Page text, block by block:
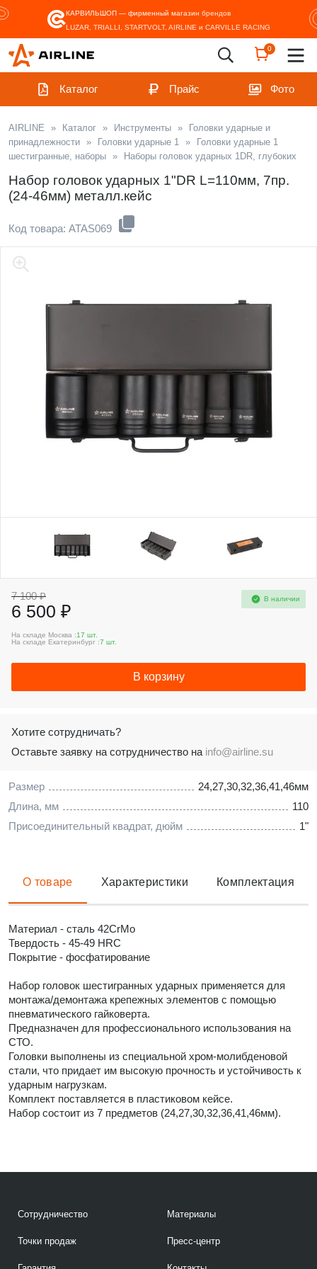
КАРВИЛЬШОП — фирменный магазин брендов
LUZAR, TRIALLI, STARTVOLT, AIRLINE и CARVILLE RACING
0
Каталог Прайс Фото
AIRLINE » Каталог » Инструменты »
Головки ударные и
принадлежности » Головки ударные 1 »
Головки ударные 1
шестигранные, наборы » Наборы головок ударных 1DR, глубоких
Набор головок ударных 1"DR L=110мм, 7пр.
(24-46мм) металл.кейс
Код товара: ATAS069
Размер
24,27,30,32,36,41,46мм
Длина, мм
110
Присоединительный квадрат, дюйм
1"
7 100 ₽
6 500 ₽
В наличии
На складе Москва :17 шт.
На складе Екатеринбург :7 шт.
В корзину
Хотите сотрудничать?
Оставьте заявку на сотрудничество на info@airline.su
О товаре Характеристики Комплектация
Материал - сталь 42CrMo
Твердость - 45-49 HRC
Покрытие - фосфатирование
Набор головок шестигранных ударных применяется для
монтажа/демонтажа крепежных элементов с помощью
пневматического гайковерта.
Предназначен для профессионального использования на
СТО.
Головки выполнены из специальной хром-молибденовой
стали, что придает им высокую прочность и устойчивость к
ударным нагрузкам.
Комплект поставляется в плаcтиковом кейсе.
Набор состоит из 7 предметов (24,27,30,32,36,41,46мм).
Сотрудничество
Точки продаж
Материалы
Пресс-центр